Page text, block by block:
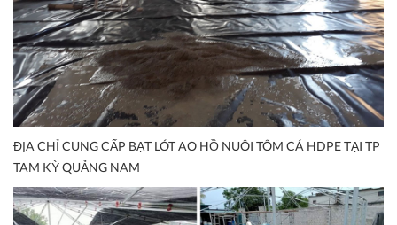
ĐỊA CHỈ CUNG CẤP BẠT LÓT AO HỒ NUÔI TÔM CÁ HDPE TẠI TP
TAM KỲ QUẢNG NAM